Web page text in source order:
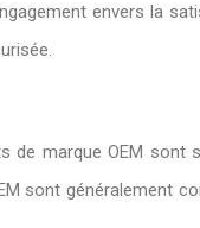
envers la
de marque OEM
sont généralement